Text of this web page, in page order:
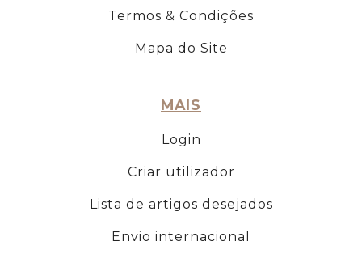
Termos & Condições
Mapa do Site
MAIS
Login
Criar utilizador
Lista de artigos desejados
Envio internacional